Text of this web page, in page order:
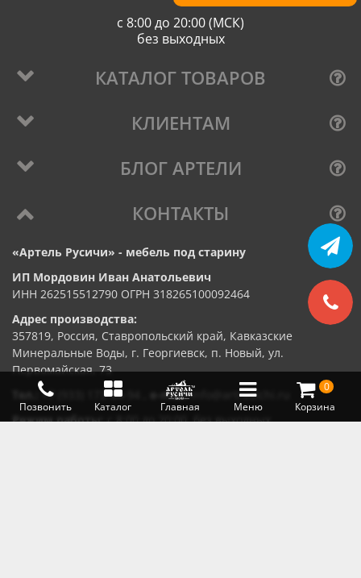
Меню
Позвонить Каталог Главная
0
Корзина
с 8:00 до 20:00 (МСК)
без выходных
КАТАЛОГ ТОВАРОВ
КЛИЕНТАМ
БЛОГ АРТЕЛИ
КОНТАКТЫ
«Артель Русичи» - мебель под старину
ИП Мордовин Иван Анатольевич
ИНН 262515512790 ОГРН 318265100092464
Адрес производства:
357819, Россия, Ставропольский край, Кавказские
Минеральные Воды, г. Георгиевск, п. Новый, ул.
Первомайская, 73
Тел.:+7 (933) 173-64-94 e-mail:info@artrusichi.ru
Режим работы:с 8:00 до 20:00, без выходных